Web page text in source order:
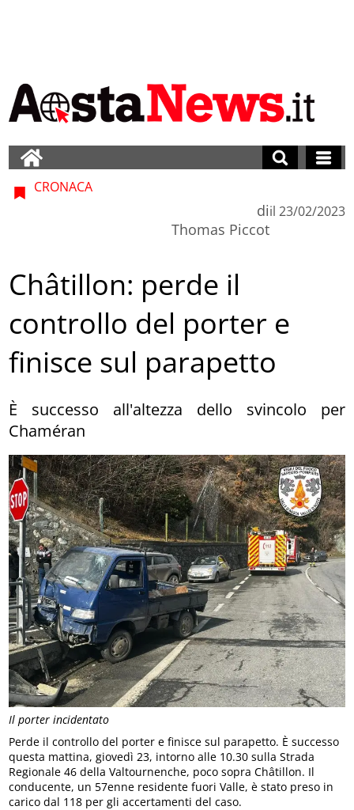
Il porter incidentato
CRONACA
di
Thomas Piccot
il 23/02/2023
Châtillon: perde il
controllo del porter e
finisce sul parapetto
È successo all'altezza dello svincolo per
Chaméran
Perde il controllo del porter e finisce sul parapetto. È successo
questa mattina, giovedì 23, intorno alle 10.30 sulla Strada
Regionale 46 della Valtournenche, poco sopra Châtillon. Il
conducente, un 57enne residente fuori Valle, è stato preso in
carico dal 118 per gli accertamenti del caso.